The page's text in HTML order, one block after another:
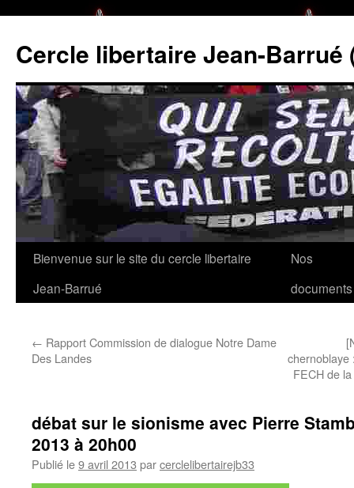
Cercle libertaire Jean-Barrué
Aller
Bienvenue sur le site du cercle libertaire
Jean-Barrué
Nos
documents
← Rapport Commission de dialogue Notre Dame
Des Landes
chernoblaye
FECH de
débat sur le sionisme avec Pierre
2013 à 20h00
Publié le9 avril 2013 parcerclelibertairejb33